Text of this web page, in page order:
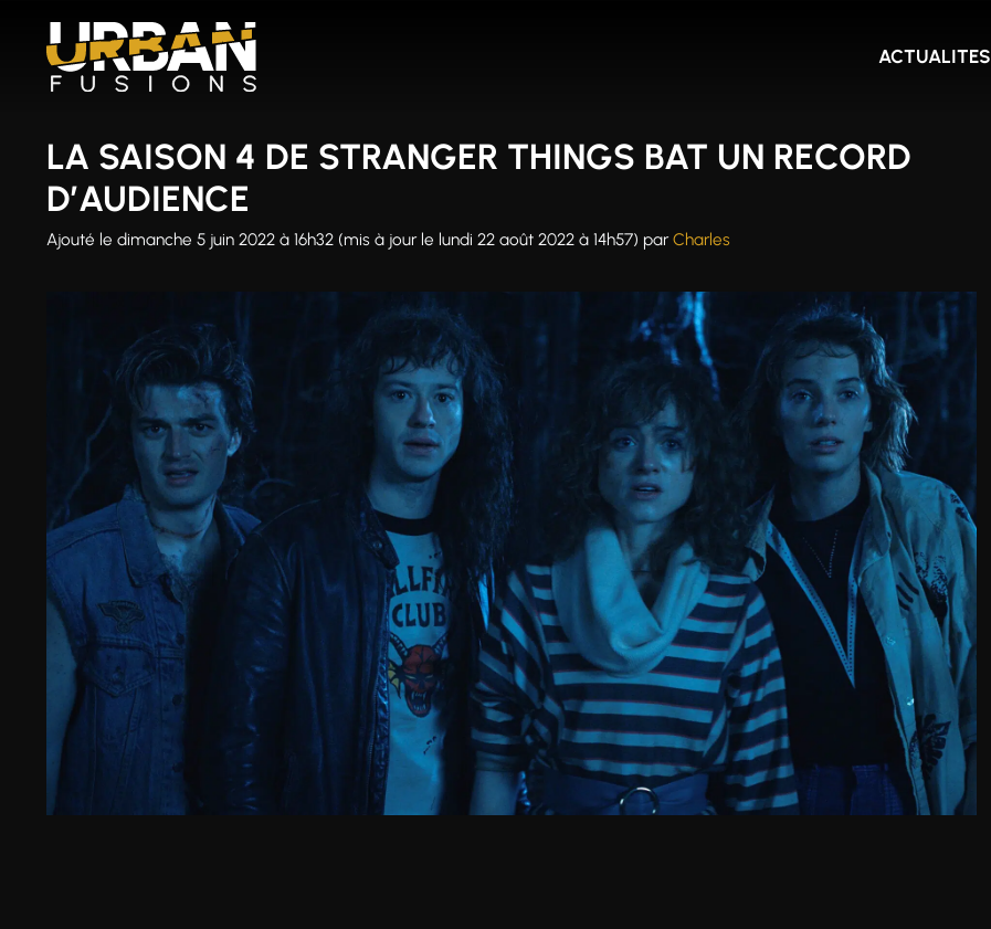
contenu
ACTUALITES
LA SAISON 4 DE STRANGER THINGS BAT UN RECORD
D’AUDIENCE
Ajouté le dimanche 5 juin 2022 à 16h32 (mis à jour le lundi 22 août 2022 à 14h57) parCharles